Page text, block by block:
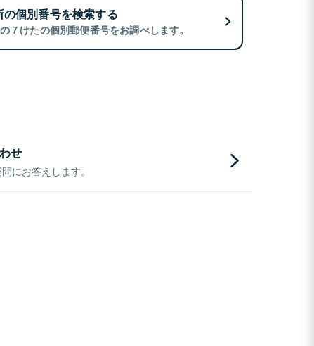
の個別番号を検索する
７けたの個別郵便番号をお調べします。
せ
にお答えします。